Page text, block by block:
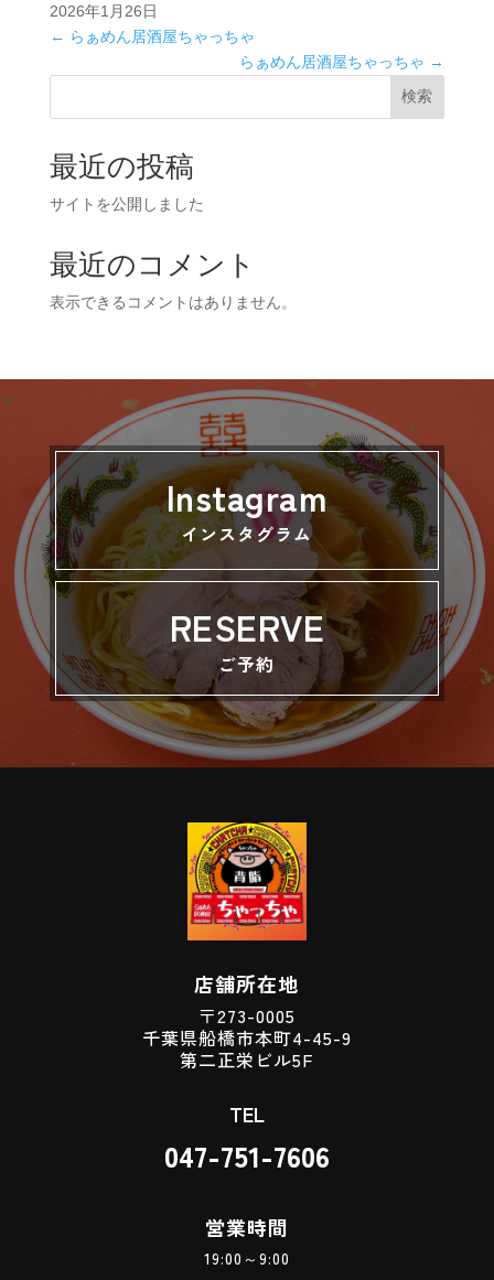
2026年1月26日
← らぁめん居酒屋ちゃっちゃ
らぁめん居酒屋ちゃっちゃ →
検索
最近の投稿
サイトを公開しました
最近のコメント
表示できるコメントはありません。
Instagram
インスタグラム
RESERVE
ご予約
店舗所在地
〒273-0005
千葉県船橋市本町4-45-9
第二正栄ビル5F
TEL
047-751-7606
営業時間
19:00～9:00